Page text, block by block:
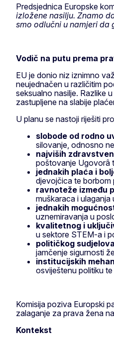
Predsjednica Europske
izložene nasilju. Znamo
smo odlučni u namjeri da
Vodič na putu prema
EU je donio niz iznimno
neujednačen u različitim
seksualno nasilje. Razlike
zastupljene na slabije
U planu se nastoji riješiti
slobode od rodno
silovanje, odnosno
najviših
poštovanje Ugovorâ
jednakih plaća i
djevojčica te borbom
ravnoteže između
muškaraca i
jednakih
uznemiravanja u
kvalitetnog i
u sektore STEM-a i
političkog
jamčenje sigurnosti
institucijskih
osviještenu politiku
Komisija poziva Europski
zalaganje za prava žena
Kontekst